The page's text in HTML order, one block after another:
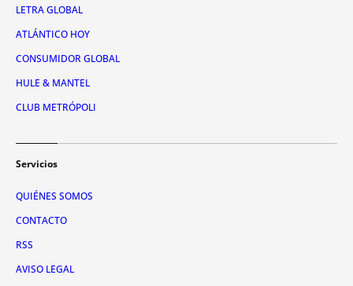
LETRA GLOBAL
ATLÁNTICO HOY
CONSUMIDOR GLOBAL
HULE & MANTEL
CLUB METRÓPOLI
Servicios
QUIÉNES SOMOS
CONTACTO
RSS
AVISO LEGAL